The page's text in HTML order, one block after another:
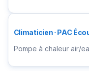
Climaticien · PAC
Pompe à chaleur air/